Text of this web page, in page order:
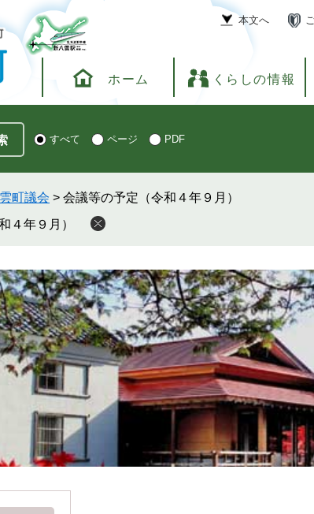
本文へ
ホーム くらしの情報
検 すべて ページ PDF
町議会 > 会議等の予定（令和４年９月）
４年９月）